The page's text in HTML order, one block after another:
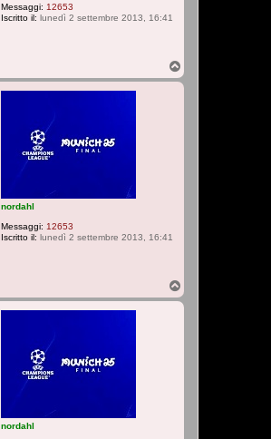
Messaggi: 12653
Iscritto il: lunedì 2 settembre 2013, 16:41
o
p
nordahl
Messaggi: 12653
Iscritto il: lunedì 2 settembre 2013, 16:41
o
p
nordahl